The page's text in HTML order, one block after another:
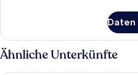
Suite
Daten
Ähnliche Unterkünfte